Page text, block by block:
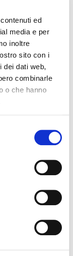
ed
media e per
inoltre
sito con i
dei dati web,
combinarle
o che hanno
will
hours of
a
for urgent
data requests,
form.
Policyfocuses
of
to verify
The
transferred to